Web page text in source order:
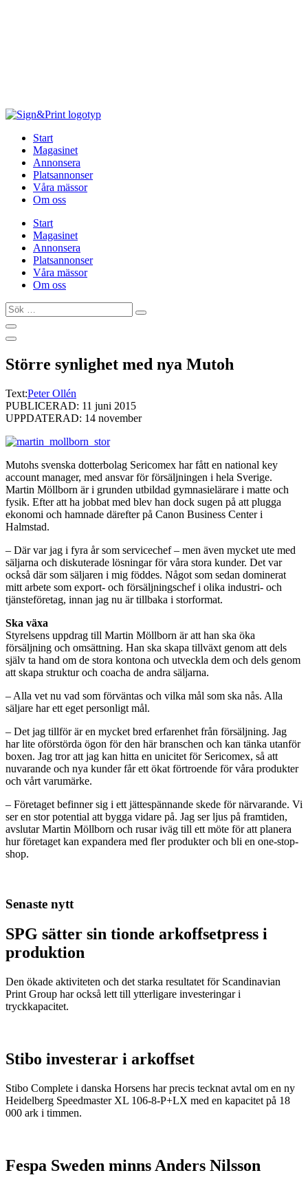
Start
Magasinet
Annonsera
Platsannonser
Våra mässor
Om oss
Start
Magasinet
Annonsera
Platsannonser
Våra mässor
Om oss
Sök
…
Större synlighet med nya Mutoh
Text:Peter Ollén
PUBLICERAD: 11 juni 2015
UPPDATERAD: 14 november
Mutohs svenska dotterbolag Sericomex har fått en national key
account manager, med ansvar för försäljningen i hela Sverige.
Martin Möllborn är i grunden utbildad gymnasielärare i matte och
fysik. Efter att ha jobbat med blev han dock sugen på att plugga
ekonomi och hamnade därefter på Canon Business Center i
Halmstad.
– Där var jag i fyra år som servicechef – men även mycket ute med
säljarna och diskuterade lösningar för våra stora kunder. Det var
också där som säljaren i mig föddes. Något som sedan dominerat
mitt arbete som export- och försäljningschef i olika industri- och
tjänsteföretag, innan jag nu är tillbaka i storformat.
Ska växa
Styrelsens uppdrag till Martin Möllborn är att han ska öka
försäljning och omsättning. Han ska skapa tillväxt genom att dels
själv ta hand om de stora kontona och utveckla dem och dels genom
att skapa struktur och coacha de andra säljarna.
– Alla vet nu vad som förväntas och vilka mål som ska nås. Alla
säljare har ett eget personligt mål.
– Det jag tillför är en mycket bred erfarenhet från försäljning. Jag
har lite oförstörda ögon för den här branschen och kan tänka utanför
boxen. Jag tror att jag kan hitta en unicitet för Sericomex, så att
nuvarande och nya kunder får ett ökat förtroende för våra produkter
och vårt varumärke.
– Företaget befinner sig i ett jättespännande skede för närvarande. Vi
ser en stor potential att bygga vidare på. Jag ser ljus på framtiden,
avslutar Martin Möllborn och rusar iväg till ett möte för att planera
hur företaget kan expandera med fler produkter och bli en one-stop-
shop.
Senaste nytt
SPG sätter sin tionde arkoffsetpress i
produktion
Den ökade aktiviteten och det starka resultatet för Scandinavian
Print Group har också lett till ytterligare investeringar i
tryckkapacitet.
Stibo investerar i arkoffset
Stibo Complete i danska Horsens har precis tecknat avtal om en ny
Heidelberg Speedmaster XL 106-8-P+LX med en kapacitet på 18
000 ark i timmen.
Fespa Sweden minns Anders Nilsson